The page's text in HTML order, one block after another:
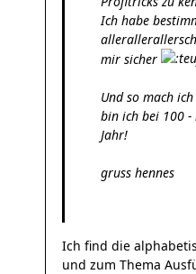
Ich habe
mir sicher
Und so mach
bin ich bei 100 -
Jahr!
gruss hennes
Ich find die
und zum Thema